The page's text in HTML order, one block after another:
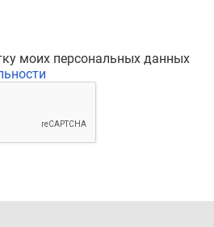
моих персональных данных